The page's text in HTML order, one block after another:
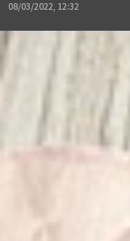
08/03/2022, 12:32